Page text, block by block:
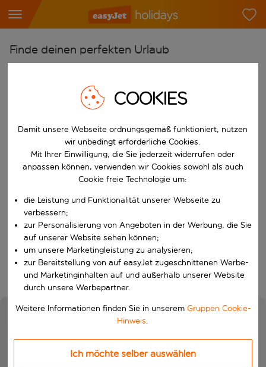
Finde deinen perfekten Urlaub
Beginne mit der Eingabe für die automatische
Flughafen wählen
Beginne mit der Eingabe für die automatische
Reiseziel wählen
Reisezeitraum wählen
Wann
Wer
Suchen
COOKIES
Damit unsere Webseite ordnungsgemäß funktioniert, nutzen
wir unbedingt erforderliche Cookies.
Mit Ihrer Einwilligung, die Sie jederzeit widerrufen oder
anpassen können, verwenden wir Cookies sowohl als auch
Cookie freie Technologie um:
die Leistung und Funktionalität unserer Webseite zu
verbessern;
zur Personalisierung von Angeboten in der Werbung, die Sie
auf unserer Website sehen können;
um unsere Marketingleistung zu analysieren;
zur Bereitstellung von auf easyJet zugeschnittenen Werbe-
und Marketinginhalten auf und außerhalb unserer Website
durch unsere Werbepartner.
Weitere Informationen finden Sie in unserem Gruppen Cookie-
Hinweis.
Ich möchte selber auswählen